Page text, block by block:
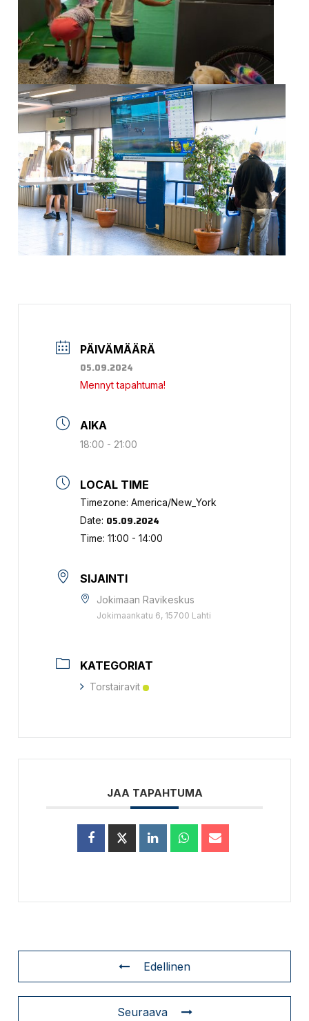
PÄIVÄMÄÄRÄ
05.09.2024
Mennyt tapahtuma!
AIKA
18:00 - 21:00
LOCAL TIME
Timezone:America/New_York
Date: 05.09.2024
Time:11:00 - 14:00
SIJAINTI
Jokimaan Ravikeskus
Jokimaankatu 6, 15700 Lahti
KATEGORIAT
Torstairavit
JAA TAPAHTUMA
Edellinen
Seuraava